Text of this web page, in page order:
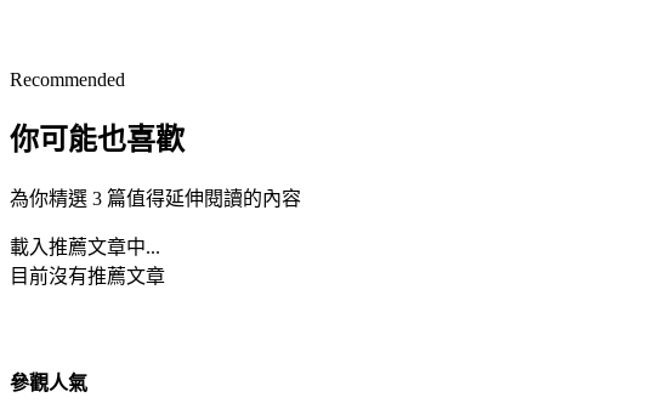
Recommended
你可能也喜歡
為你精選 3 篇值得延伸閱讀的內容
載入推薦文章中...
目前沒有推薦文章
參觀人氣